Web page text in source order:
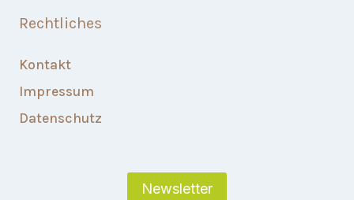
Rechtliches
Kontakt
Impressum
Datenschutz
Newsletter